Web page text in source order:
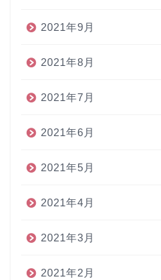
2021年9月
2021年8月
2021年7月
2021年6月
2021年5月
2021年4月
2021年3月
2021年2月